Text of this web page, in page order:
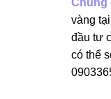
Chung
vàng
đầu tư
có thể